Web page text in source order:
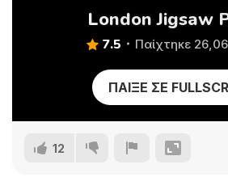
London Jigsaw
7.5 Παίχτηκε
ΠΑΊΞΕ ΣΕ
12